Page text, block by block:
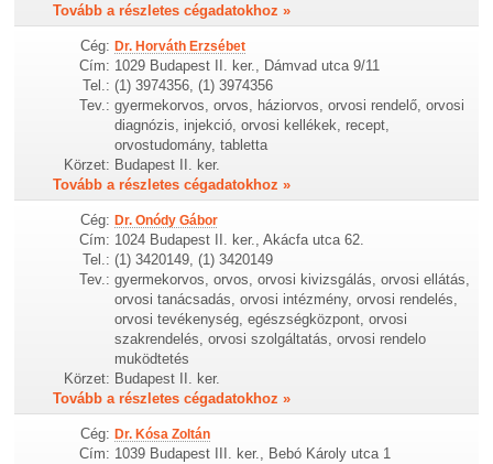
Tovább a részletes cégadatokhoz »
Cég: Dr. Horváth Erzsébet
Cím: 1029 Budapest II. ker., Dámvad utca 9/11
Tel.: (1) 3974356, (1) 3974356
Tev.: gyermekorvos, orvos, háziorvos, orvosi rendelő, orvosi
diagnózis, injekció, orvosi kellékek, recept,
orvostudomány, tabletta
Körzet: Budapest II. ker.
Tovább a részletes cégadatokhoz »
Cég: Dr. Onódy Gábor
Cím: 1024 Budapest II. ker., Akácfa utca 62.
Tel.: (1) 3420149, (1) 3420149
Tev.: gyermekorvos, orvos, orvosi kivizsgálás, orvosi ellátás,
orvosi tanácsadás, orvosi intézmény, orvosi rendelés,
orvosi tevékenység, egészségközpont, orvosi
szakrendelés, orvosi szolgáltatás, orvosi rendelo
muködtetés
Körzet: Budapest II. ker.
Tovább a részletes cégadatokhoz »
Cég: Dr. Kósa Zoltán
Cím: 1039 Budapest III. ker., Bebó Károly utca 1